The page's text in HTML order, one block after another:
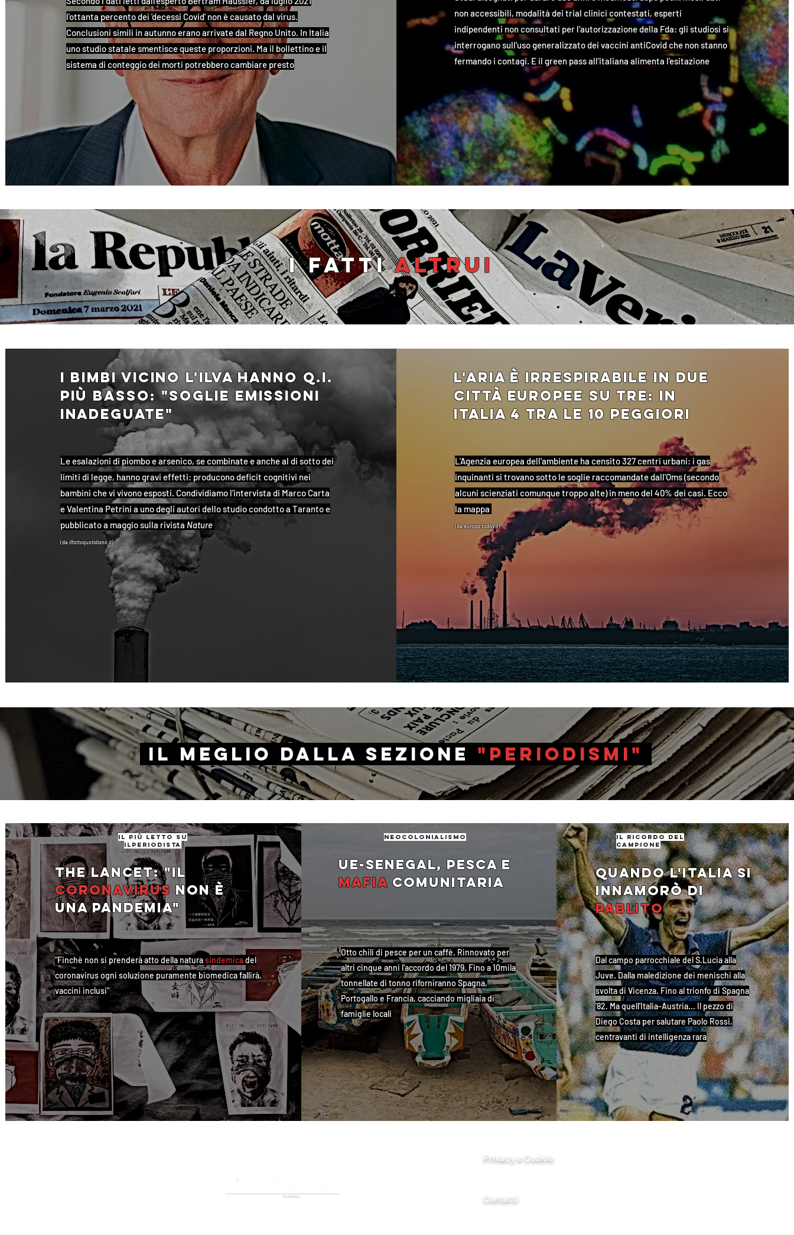
l'ottanta percento dei 'decessi Covid' non è causato dal virus.
Conclusioni simili in autunno erano arrivate dal Regno Unito. In Italia
uno studio statale smentisce queste proporzioni. Ma il bollettino e il
sistema di conteggio dei morti potrebbero cambiare presto
non accessibili, modalità dei trial clinici contestati, esperti
indipendenti non consultati per l'autorizzazione della Fda: gli studiosi si
interrogano sull'uso generalizzato dei vaccini antiCovid che non stanno
fermando i contagi. E il green pass all'italiana alimenta l'esitazione
I fattialtrui
i bimbi vicino l'ilva hanno q.i.
più basso: "Soglie emissioni
inadeguate"
Le esalazioni di piombo e arsenico, se combinate e anche al di sotto dei
limiti di legge, hanno gravi effetti: producono deficit cognitivi nei
bambini che vi vivono esposti. Condividiamo l'intervista di Marco Carta
e Valentina Petrini a uno degli autori dello studio condotto a Taranto e
pubblicato a maggio sulla rivista Nature
(da ilfattoquotidiano.it)
l'aria È irrespirabile in due
città europee su tre: in
italia 4 tra le 10 peggiori
L'Agenzia europea dell'ambiente ha censito 327 centri urbani: i gas
inquinanti si trovano sotto le soglie raccomandate dall'Oms (secondo
alcuni scienziati comunque troppo alte) in meno del 40% dei casi. Ecco
la mappa
(daeuropa.today.it)
il Meglio dalla sezione "periodismi"
il più letto su
ilperiodista
The Lancet: "Il
coronavirusnon è
una pandemia"
"Finchè non si prenderà atto della naturasindemicadel
coronavirus ogni soluzione puramente biomedica fallirà,
vaccini inclusi"
neocolonialismo
Ue-Senegal, pesca e
mafia comunitaria
Otto chili di pesce per un caffè. Rinnovato per
altri cinque anni l'accordo del 1979. Fino a 10mila
tonnellate di tonno riforniranno Spagna,
Portogallo e Francia, cacciando migliaia di
famiglie locali
il ricordo del
campione
Quando l'Italia si
innamorò di
Pablito
Dal campo parrocchiale del S.Lucia alla
Juve. Dalla maledizione dei menischi alla
svolta di Vicenza. Fino al trionfo di Spagna
'82. Ma quell'Italia-Austria... Il pezzo di
Diego Costa per salutare Paolo Rossi,
centravanti di intelligenza rara
Privacy e Cookie
Contatti